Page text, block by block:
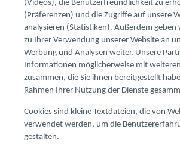
(Videos), die Benutzerfreundlichkeit zu
(Präferenzen) und die Zugriffe auf unsere
analysieren (Statistiken). Außerdem
zu Ihrer Verwendung unserer Website an
Werbung und Analysen weiter. Unsere
Informationen möglicherweise mit
zusammen, die Sie ihnen bereitgestellt
Rahmen Ihrer Nutzung der Dienste
Cookies sind kleine Textdateien, die von
verwendet werden, um die
gestalten.